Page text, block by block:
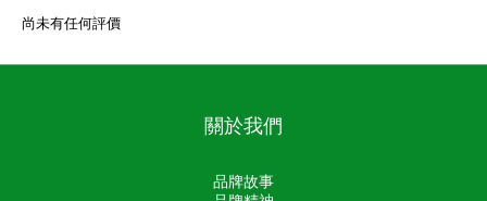
尚未有任何評價
關於我們
品牌故事